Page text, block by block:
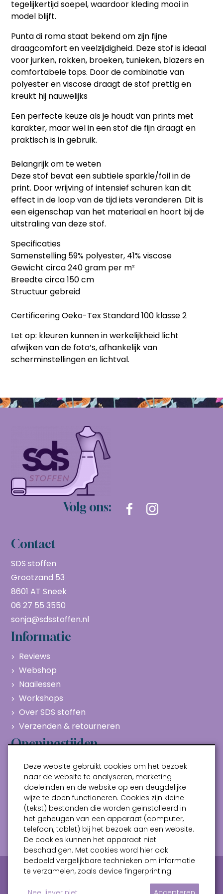
tegelijkertijd soepel, waardoor kleding mooi in
model blijft.
Punta di roma staat bekend om zijn fijne
draagcomfort en veelzijdigheid. Deze stof is ideaal
voor jurken, rokken, broeken, tunieken, blazers en
comfortabele tops. Door de combinatie van
polyester en viscose draagt de stof prettig en
kreukt hij nauwelijks
Een perfecte keuze als je houdt van prints met
karakter, maar wel in een stof die fijn draagt en
praktisch is in gebruik.
Belangrijk om te weten
Deze stof bevat een subtiele sparkle/foil in de
print. Door wrijving of intensief schuren kan dit
effect in de loop van de tijd iets veranderen. Dit is
een eigenschap van het materiaal en hoort bij de
uitstraling van deze stof.
Specificaties
Samenstelling 59% polyester, 41% viscose
Gewicht circa 240 gram per m²
Breedte circa 150 cm
Structuur gebreid
Certificering Oeko-Tex Standard 100 klasse 2
Let op: kleuren kunnen in werkelijkheid licht
afwijken van de foto’s, afhankelijk van
scherminstellingen en lichtval.
Volg ons:
Contact
SDS stoffen
Grootzand 53
8601 AT Sneek
06 27 55 3550
sonja@sdsstoffen.nl
Informatie
Reviews
Webshop
Naailessen
Workshops
Over SDS stoffen
Verzenden & retourneren
Openingstijden
Maandag
Gesloten
Dinsdag
10:00 - 17:00
Woensdag
10:00 - 17:00
Donderdag
10:00 - 17:00
Vrijdag
10:00 - 17:00
Zaterdag
10:00 - 17:00
Privacy verklaring
Algemene voorwaarden
Deze website gebruikt cookies om het bezoek
naar de website te analyseren, marketing
doeleinden en de website op een deugdelijke
wijze te doen functioneren. Cookies zijn kleine
(tekst) bestanden die worden geïnstalleerd in
het geheugen van een apparaat (computer,
telefoon, tablet) bij het bezoek aan een website.
De cookies kunnen het apparaat niet
beschadigen. Met cookies word hier ook
bedoeld vergelijkbare technieken om informatie
te verzamelen, zoals device fingerprinting.